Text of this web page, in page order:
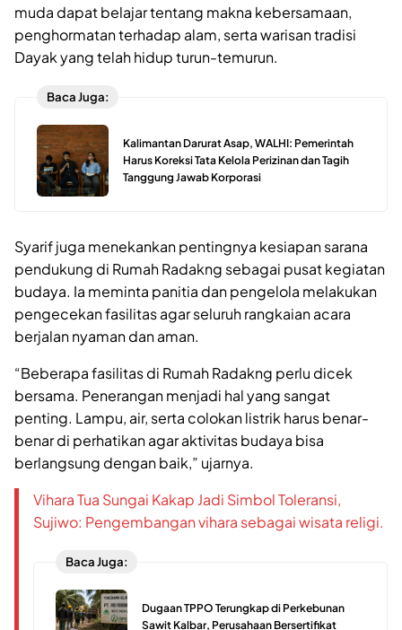
muda dapat belajar tentang makna kebersamaan,
penghormatan terhadap alam, serta warisan tradisi
Dayak yang telah hidup turun-temurun.
Baca Juga:
Kalimantan Darurat Asap, WALHI: Pemerintah
Harus Koreksi Tata Kelola Perizinan dan Tagih
Tanggung Jawab Korporasi
Syarif juga menekankan pentingnya kesiapan sarana
pendukung di Rumah Radakng sebagai pusat kegiatan
budaya. Ia meminta panitia dan pengelola melakukan
pengecekan fasilitas agar seluruh rangkaian acara
berjalan nyaman dan aman.
“Beberapa fasilitas di Rumah Radakng perlu dicek
bersama. Penerangan menjadi hal yang sangat
penting. Lampu, air, serta colokan listrik harus benar-
benar di perhatikan agar aktivitas budaya bisa
berlangsung dengan baik,” ujarnya.
Vihara Tua Sungai Kakap Jadi Simbol Toleransi,
Sujiwo: Pengembangan vihara sebagai wisata religi.
Baca Juga:
Dugaan TPPO Terungkap di Perkebunan
Sawit Kalbar, Perusahaan Bersertifikat